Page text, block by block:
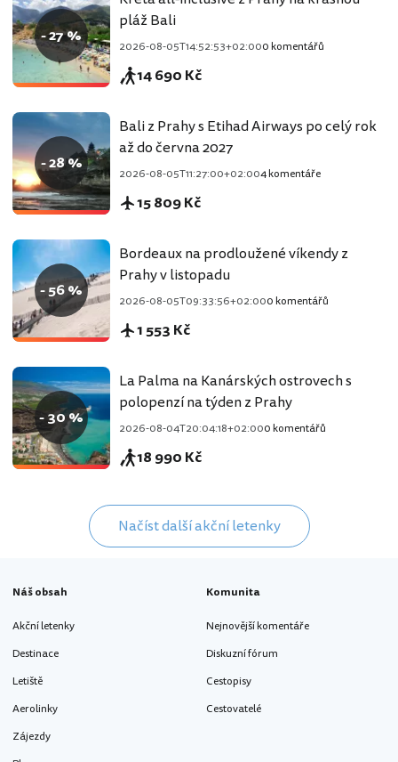
- 27 %
pláž Bali
2026-08-05T14:52:53+02:000 komentářů
14 690 Kč
- 28 %
Bali z Prahy s Etihad Airways po celý rok
až do června 2027
2026-08-05T11:27:00+02:004 komentáře
15 809 Kč
- 56 %
Bordeaux na prodloužené víkendy z
Prahy v listopadu
2026-08-05T09:33:56+02:000 komentářů
1 553 Kč
- 30 %
La Palma na Kanárských ostrovech s
polopenzí na týden z Prahy
2026-08-04T20:04:18+02:000 komentářů
18 990 Kč
Načíst další akční letenky
Náš obsah
Akční letenky
Destinace
Letiště
Aerolinky
Zájezdy
Komunita
Nejnovější komentáře
Diskuzní fórum
Cestopisy
Cestovatelé